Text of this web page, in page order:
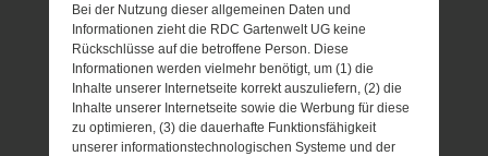
Bei der Nutzung dieser allgemeinen Daten und
Informationen zieht die RDC Gartenwelt UG keine
Rückschlüsse auf die betroffene Person. Diese
Informationen werden vielmehr benötigt, um (1) die
Inhalte unserer Internetseite korrekt auszuliefern, (2) die
Inhalte unserer Internetseite sowie die Werbung für diese
zu optimieren, (3) die dauerhafte Funktionsfähigkeit
unserer informationstechnologischen Systeme und der